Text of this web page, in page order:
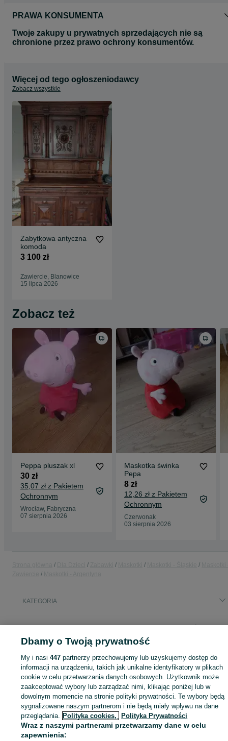
PRAWA KONSUMENTA
Twoje zakupy u prywatnych sprzedających nie są
chronione przez prawo ochrony konsumentów.
Więcej od tego ogłoszeniodawcy
Zobacz wszystkie
Zabytkowa antyczna
komoda
3 100 zł
Zawiercie, Blanowice
15 lipca 2026
Zobacz też
Peppa pluszak xl
30 zł
35,07 zł z Pakietem
Ochronnym
Wrocław, Fabryczna
07 sierpnia 2026
Maskotka świnka
Pepa
8 zł
12,26 zł z Pakietem
Ochronnym
Czerwonak
03 sierpnia 2026
KATEGORIA
Zaloguj się lub załóż konto na OLX, aby skontaktować się z
sprzedającym
Zaloguj się / Załóż konto
Dbamy o Twoją prywatność
My i nasi447 partnerzy przechowujemy lub uzyskujemy dostęp do
informacji na urządzeniu, takich jak unikalne identyfikatory w plikach
cookie w celu przetwarzania danych osobowych. Użytkownik może
zaakceptować wybory lub zarządzać nimi, klikając poniżej lub w
dowolnym momencie na stronie polityki prywatności. Te wybory będą
sygnalizowane naszym partnerom i nie będą miały wpływu na dane
przeglądania. Polityka cookies, Polityka Prywatności
Wraz z naszymi partnerami przetwarzamy dane w celu
zapewnienia: